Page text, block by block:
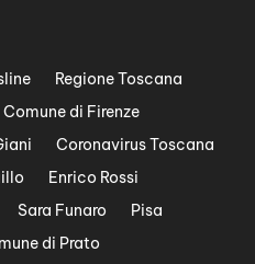
Regione Toscana
Comune di Firenze
Coronavirus Toscana
Enrico Rossi
Sara Funaro
Pisa
di Prato